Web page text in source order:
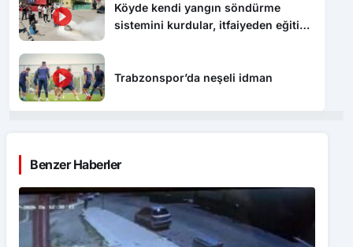
Köyde kendi yangın söndürme
sistemini kurdular, itfaiyeden eğitim
Trabzonspor’da neşeli idman
Benzer Haberler